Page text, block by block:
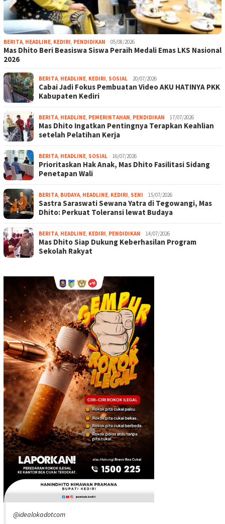
BERITA HEADLINE KEDIRI PENDIDIKAN 05/08/2026
Mas Dhito Beri Beasiswa Siswa Peraih Medali Emas LKS Nasional
2026
BERITA HEADLINE KEDIRI SOSIAL 20/07/2026
Cabai Jadi Fokus Pembuatan Video AKU HATINYA PKK
Kabupaten Kediri
BERITA HEADLINE PEMERINTAHAN PENDIDIKAN 17/07/2026
Mas Dhito Ingatkan Pentingnya Terapkan Keahlian
setelah Pelatihan Kerja
BERITA HEADLINE SOSIAL 16/07/2026
Prioritaskan Hak Anak, Mas Dhito Fasilitasi Sidang
Penetapan Wali
BERITA BUDAYA HEADLINE KEDIRI SENI 15/07/2026
Sastra Saraswati Sewana Yatra di Tegowangi, Mas
Dhito: Perkuat Toleransi lewat Budaya
BERITA HEADLINE KEDIRI PENDIDIKAN 14/07/2026
Mas Dhito Siap Dukung Keberhasilan Program
Sekolah Rakyat
@idealokadotcom